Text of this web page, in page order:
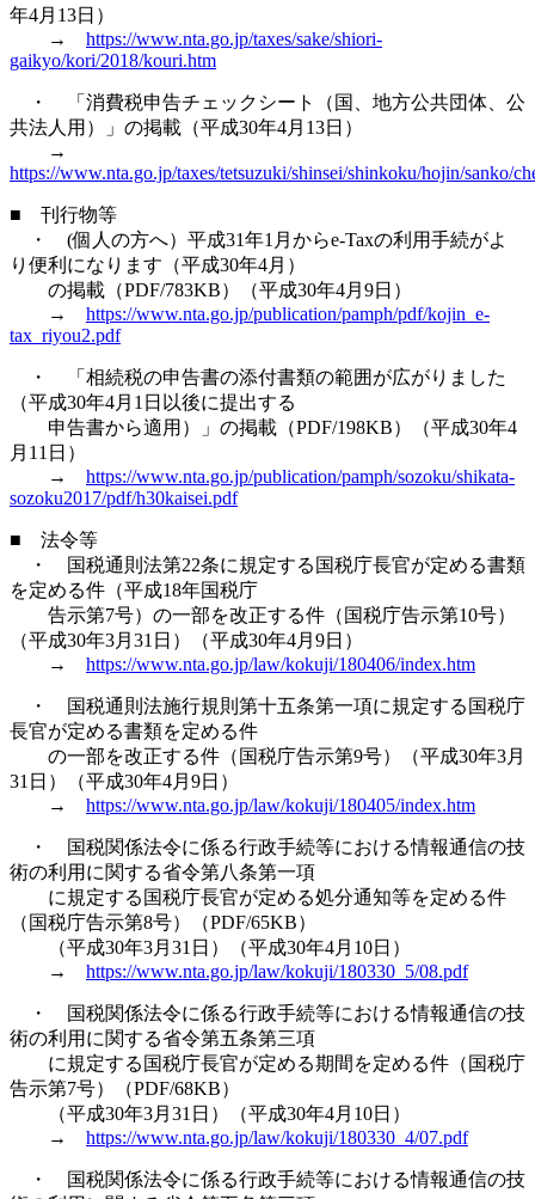
年4月13日）
→ https://www.nta.go.jp/taxes/sake/shiori-
gaikyo/kori/2018/kouri.htm
・ 「消費税申告チェックシート（国、地方公共団体、公
共法人用）」の掲載（平成30年4月13日）
→
https://www.nta.go.jp/taxes/tetsuzuki/shinsei/shinkoku/hojin/sanko/
■ 刊行物等
・ (個人の方へ）平成31年1月からe-Taxの利用手続がよ
り便利になります（平成30年4月）
の掲載（PDF/783KB）（平成30年4月9日）
→ https://www.nta.go.jp/publication/pamph/pdf/kojin_e-
tax_riyou2.pdf
・ 「相続税の申告書の添付書類の範囲が広がりました
（平成30年4月1日以後に提出する
申告書から適用）」の掲載（PDF/198KB）（平成30年4
月11日）
→ https://www.nta.go.jp/publication/pamph/sozoku/shikata-
sozoku2017/pdf/h30kaisei.pdf
■ 法令等
・ 国税通則法第22条に規定する国税庁長官が定める書類
を定める件（平成18年国税庁
告示第7号）の一部を改正する件（国税庁告示第10号）
（平成30年3月31日）（平成30年4月9日）
→ https://www.nta.go.jp/law/kokuji/180406/index.htm
・ 国税通則法施行規則第十五条第一項に規定する国税庁
長官が定める書類を定める件
の一部を改正する件（国税庁告示第9号）（平成30年3月
31日）（平成30年4月9日）
→ https://www.nta.go.jp/law/kokuji/180405/index.htm
・ 国税関係法令に係る行政手続等における情報通信の技
術の利用に関する省令第八条第一項
に規定する国税庁長官が定める処分通知等を定める件
（国税庁告示第8号）（PDF/65KB）
（平成30年3月31日）（平成30年4月10日）
→ https://www.nta.go.jp/law/kokuji/180330_5/08.pdf
・ 国税関係法令に係る行政手続等における情報通信の技
術の利用に関する省令第五条第三項
に規定する国税庁長官が定める期間を定める件（国税庁
告示第7号）（PDF/68KB）
（平成30年3月31日）（平成30年4月10日）
→ https://www.nta.go.jp/law/kokuji/180330_4/07.pdf
・ 国税関係法令に係る行政手続等における情報通信の技